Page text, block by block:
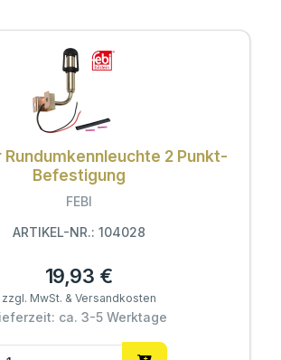
2 Punkt-
Befestigung
FEBI
ARTIKEL-NR.: 104028
19,93 €
zzgl. MwSt. & Versandkosten
ca. 3-5 Werktage